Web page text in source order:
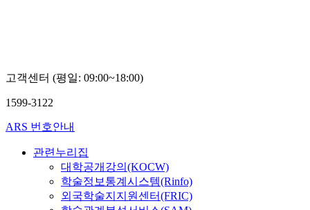
고객센터 (평일: 09:00~18:00)
1599-3122
ARS 번호안내
관련누리집
대학공개강의(KOCW)
학술정보통계시스템(Rinfo)
외국학술지지원센터(FRIC)